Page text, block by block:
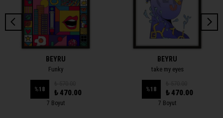
BEYRU
Funky
%18 ₺ 470.00
7 Boyut
BEYRU
take my eyes
%18 ₺ 470.00
7 Boyut